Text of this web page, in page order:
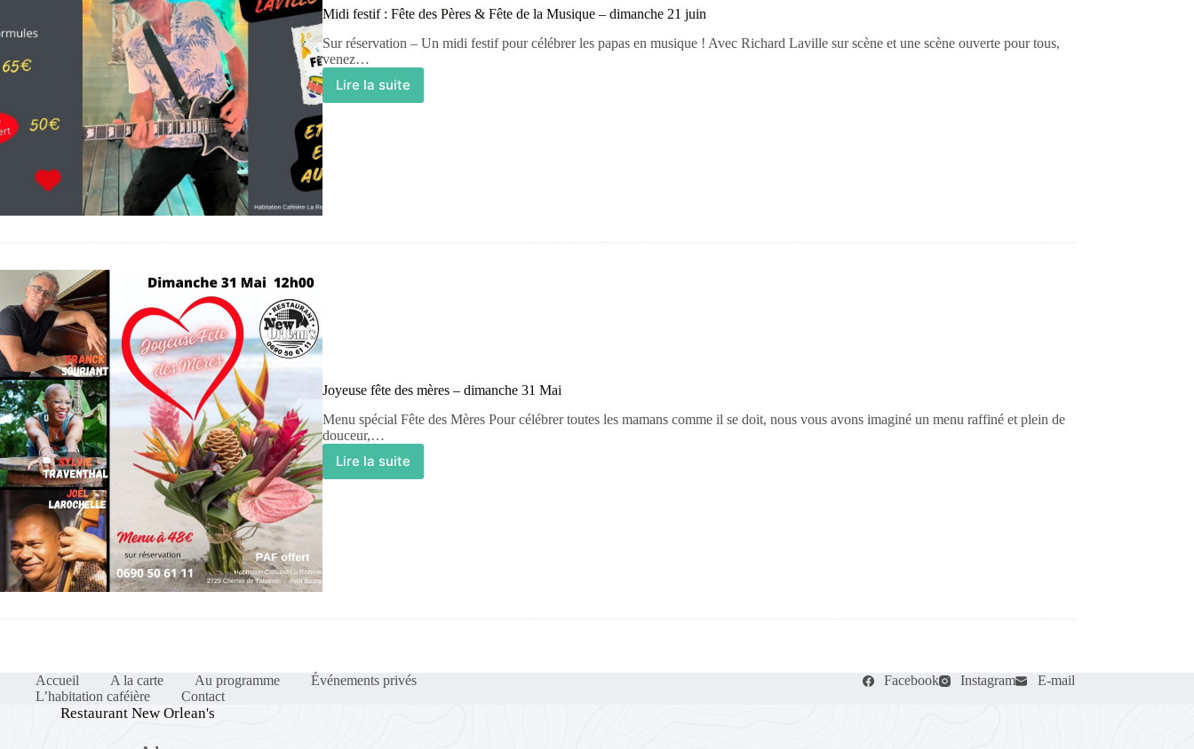
Midi festif : Fête des Pères & Fête de la Musique – dimanche 21 juin
Sur réservation – Un midi festif pour célébrer les papas en musique ! Avec Richard Laville sur scène et une scène ouverte pour tous,
venez…
Lire la suite
Joyeuse fête des mères – dimanche 31 Mai
Menu spécial Fête des Mères Pour célébrer toutes les mamans comme il se doit, nous vous avons imaginé un menu raffiné et plein de
douceur,…
Lire la suite
Accueil A la carte Au programme
Événements privés
L’habitation caféière
Contact
Facebook Instagram E-mail
Restaurant New Orlean's